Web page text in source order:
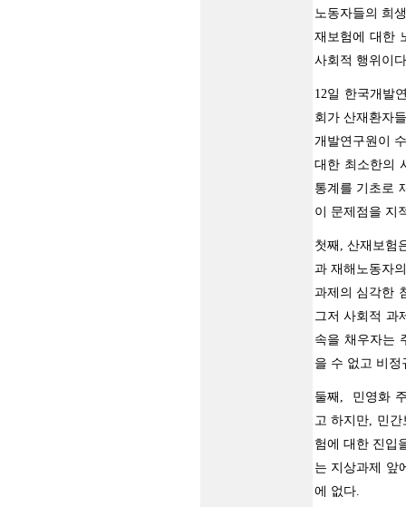
노동자들의 희
재보험에 대한
사회적 행위이
12일 한국개발
회가 산재환자
개발연구원이
대한 최소한의
통계를 기초로
이 문제점을 지
첫째, 산재보험
과 재해노동자
과제의 심각한
그저 사회적 과
속을 채우자는
을 수 없고 비
둘째, 민영화
고 하지만, 민
험에 대한 진입
는 지상과제 앞
에 없다.